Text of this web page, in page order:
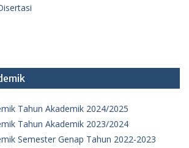
Tahun Akademik 2024/2025
Tahun Akademik 2023/2024
Semester Genap Tahun 2022-2023